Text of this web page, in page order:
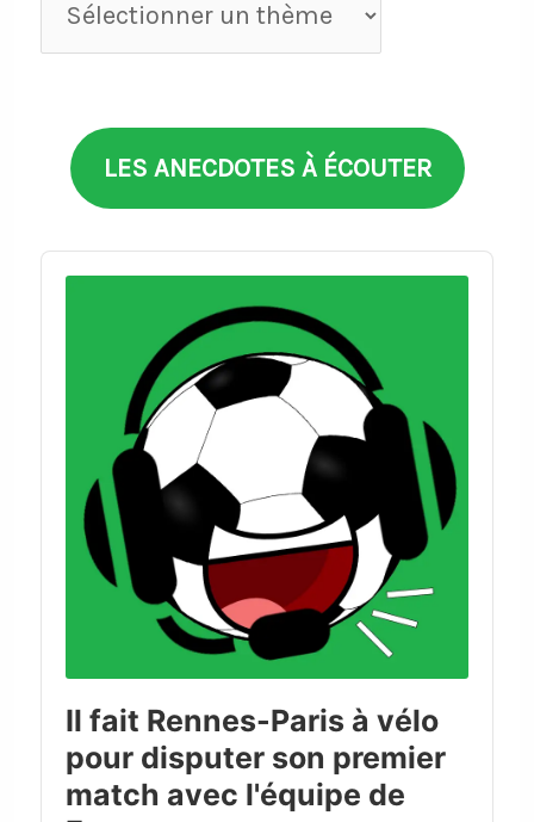
par
LES ANECDOTES À ÉCOUTER
Audio
Player
Il fait Rennes-Paris à vélo
pour disputer son premier
match avec l'équipe de